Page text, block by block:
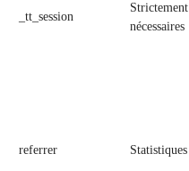
_tt_session
Strictement
nécessaires
referrer Statistiques